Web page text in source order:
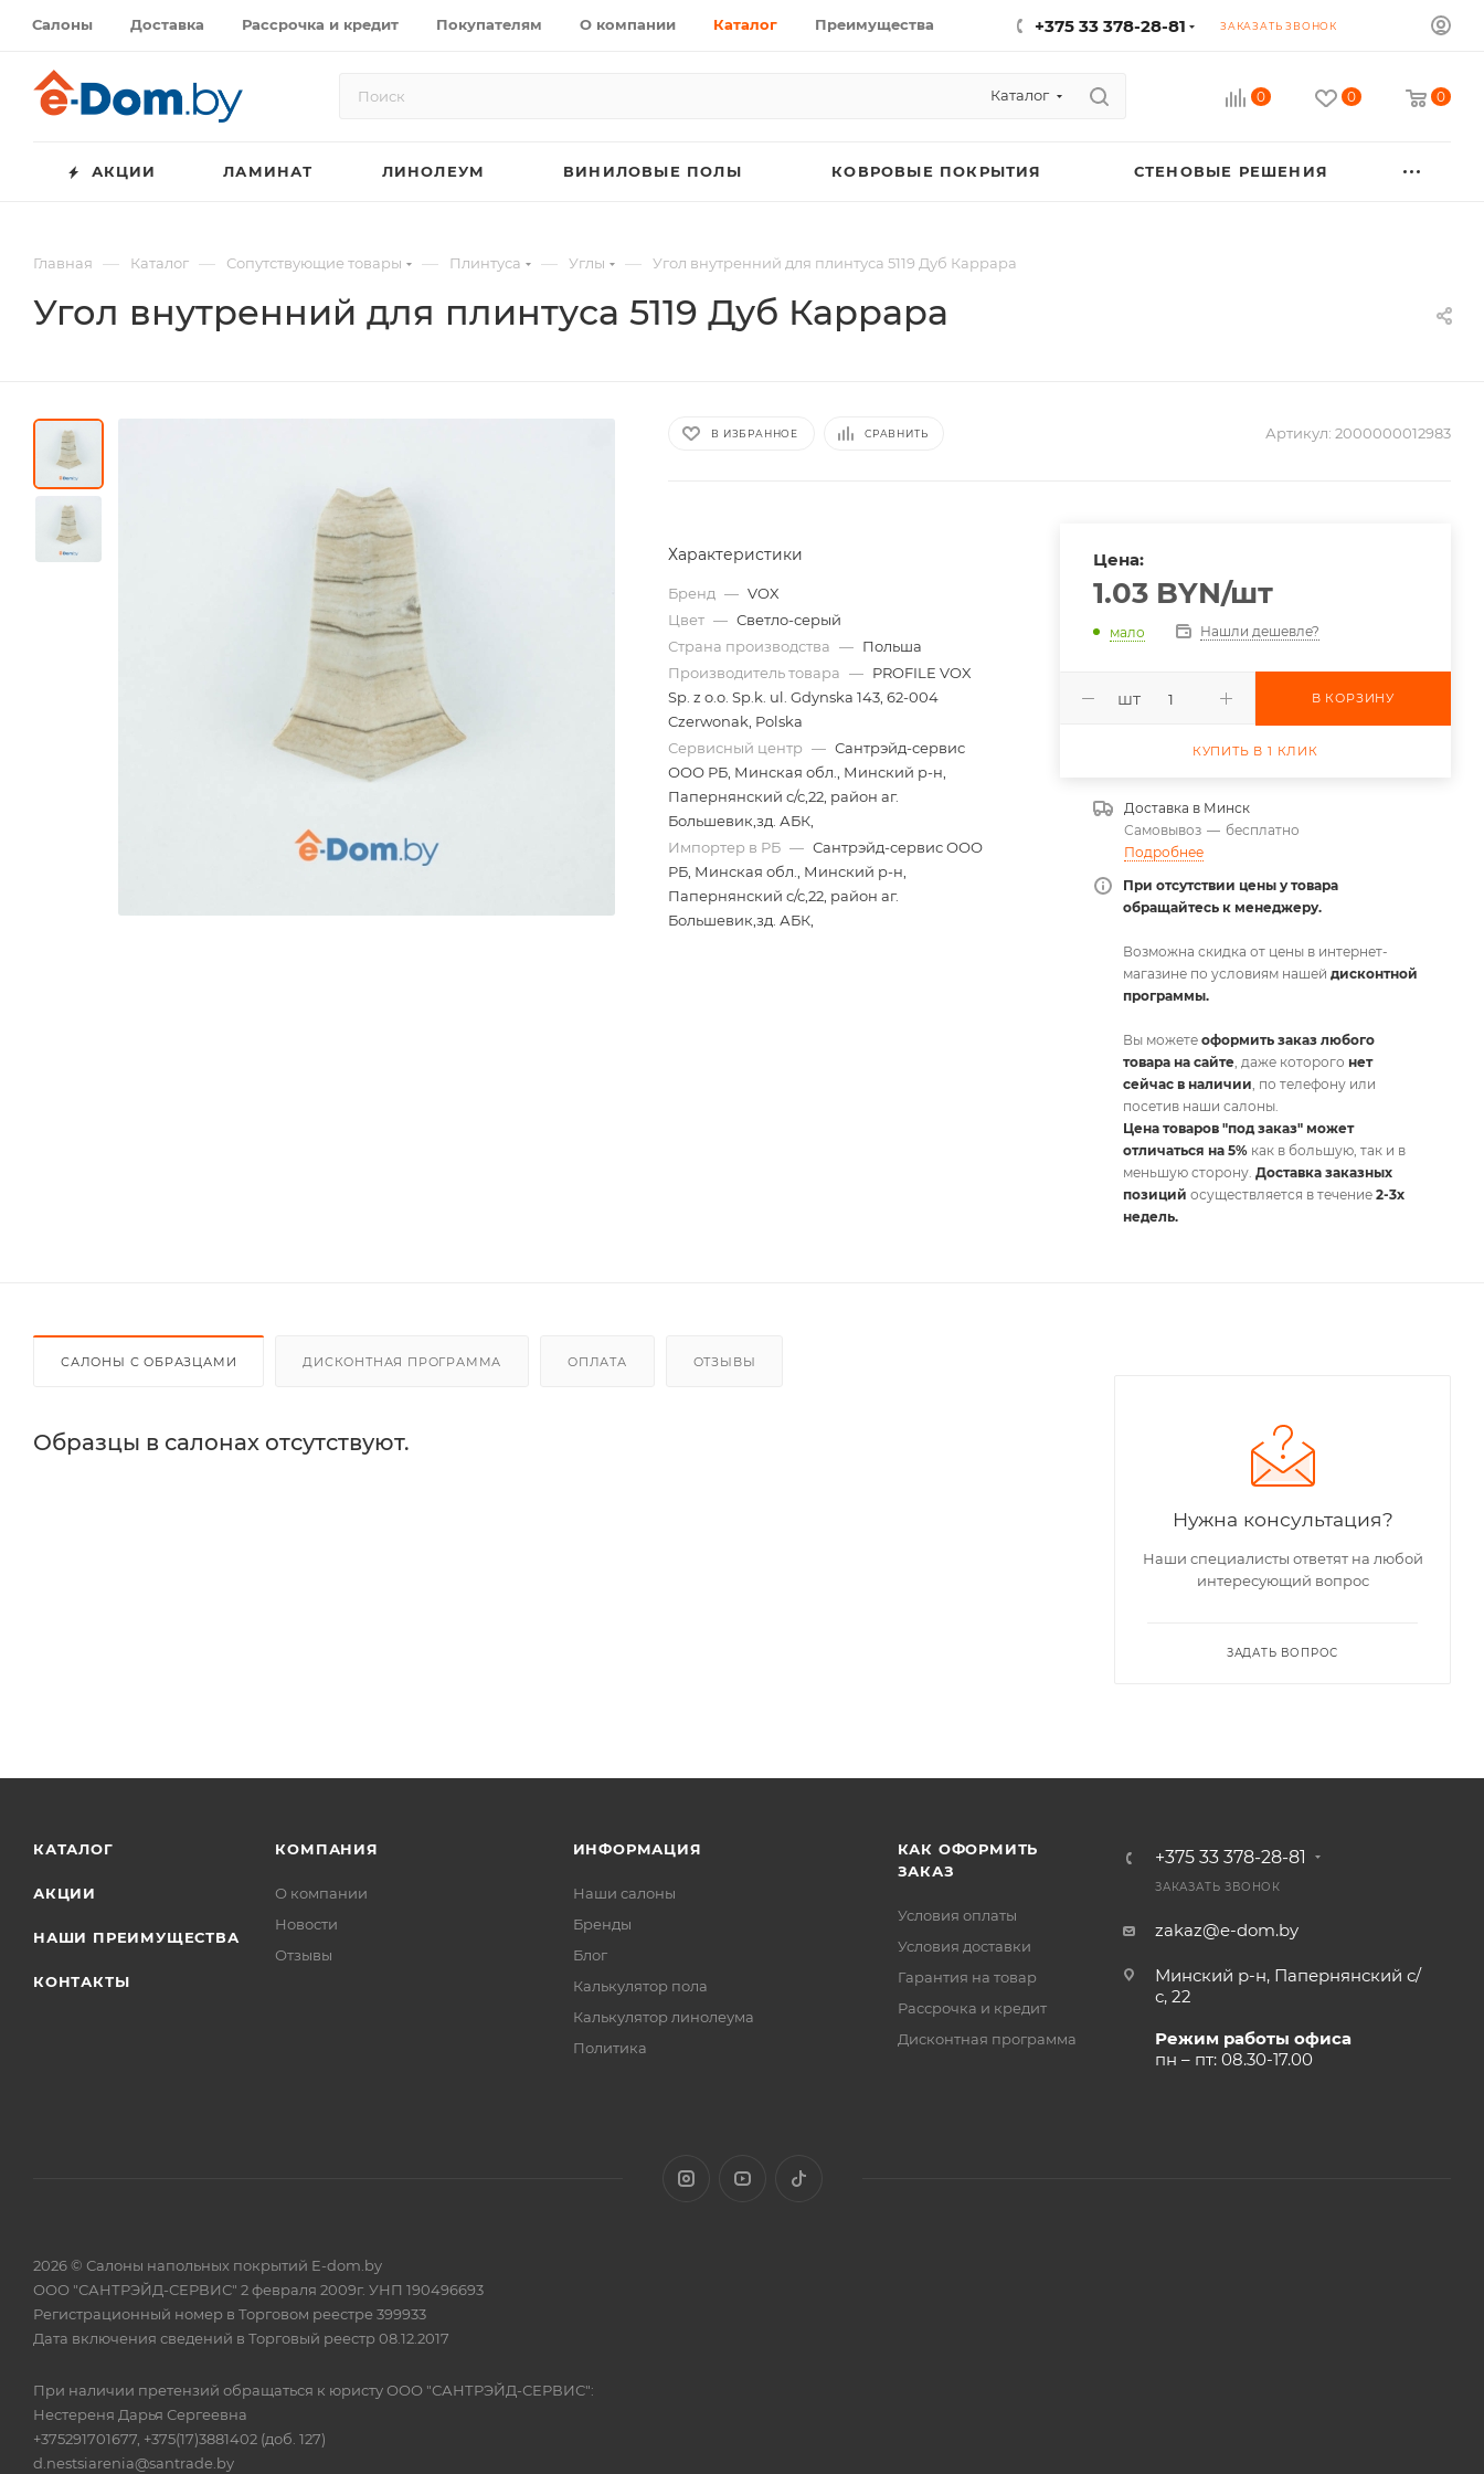
Салоны Доставка Рассрочка и кредит Покупателям О компании Каталог Преимущества +375 33 378-28-81 ЗАКАЗАТЬ ЗВОНОК
Каталог 0 0 0
АКЦИИ ЛАМИНАТ ЛИНОЛЕУМ ВИНИЛОВЫЕ ПОЛЫ КОВРОВЫЕ ПОКРЫТИЯ СТЕНОВЫЕ РЕШЕНИЯ
Главная — Каталог — Сопутствующие товары — Плинтуса — Углы — Угол внутренний для плинтуса 5119 Дуб Каррара
Угол внутренний для плинтуса 5119 Дуб Каррара
В ИЗБРАННОЕ СРАВНИТЬ Артикул: 2000000012983
Характеристики
Бренд — VOX
Цвет — Светло-серый
Страна производства — Польша
Производитель товара — PROFILE VOX
Sp. z o.o. Sp.k. ul. Gdynska 143, 62-004
Czerwonak, Polska
Сервисный центр — Сантрэйд-сервис
ООО РБ, Минская обл., Минский р-н,
Папернянский с/с,22, район аг.
Большевик,зд. АБК,
Импортер в РБ — Сантрэйд-сервис ООО
РБ, Минская обл., Минский р-н,
Папернянский с/с,22, район аг.
Большевик,зд. АБК,
Цена:
1.03BYN/шт
мало Нашли дешевле?
шт В КОРЗИНУ
КУПИТЬ В 1 КЛИК
Доставка в Минск
Самовывоз — бесплатно
Подробнее
При отсутствии цены у товара
обращайтесь к менеджеру.
Возможна скидка от цены в интернет-
магазине по условиям нашей дисконтной
программы.
Вы можете оформить заказ любого
товара на сайте, даже которого нет
сейчас в наличии, по телефону или
посетив наши салоны.
Цена товаров "под заказ" может
отличаться на 5%как в большую, так и в
меньшую сторону. Доставка заказных
позиций осуществляется в течение 2-3х
недель.
САЛОНЫ С ОБРАЗЦАМИ ДИСКОНТНАЯ ПРОГРАММА ОПЛАТА ОТЗЫВЫ
Образцы в салонах отсутствуют.
Нужна консультация?
Наши специалисты ответят на любой
интересующий вопрос
ЗАДАТЬ ВОПРОС
КАТАЛОГ
АКЦИИ
НАШИ ПРЕИМУЩЕСТВА
КОНТАКТЫ
КОМПАНИЯ
О компании
Новости
Отзывы
ИНФОРМАЦИЯ
Наши салоны
Бренды
Блог
Калькулятор пола
Калькулятор линолеума
Политика
КАК ОФОРМИТЬ
ЗАКАЗ
Условия оплаты
Условия доставки
Гарантия на товар
Рассрочка и кредит
Дисконтная программа
+375 33 378-28-81
ЗАКАЗАТЬ ЗВОНОК
zakaz@e-dom.by
Минский р-н, Папернянский с/
с, 22
Режим работы офиса
пн – пт: 08.30-17.00
2026 © Салоны напольных покрытий E-dom.by
ООО "САНТРЭЙД-СЕРВИС" 2 февраля 2009г. УНП 190496693
Регистрационный номер в Торговом реестре 399933
Дата включения сведений в Торговый реестр 08.12.2017
При наличии претензий обращаться к юристу ООО "САНТРЭЙД-СЕРВИС":
Нестереня Дарья Сергеевна
+375291701677, +375(17)3881402 (доб. 127)
d.nestsiarenia@santrade.by